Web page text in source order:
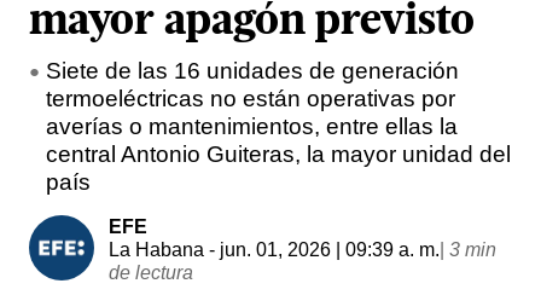
mayor apagón previsto
Siete de las 16 unidades de generación
termoeléctricas no están operativas por
averías o mantenimientos, entre ellas la
central Antonio Guiteras, la mayor unidad del
país
EFE
La Habana - jun. 01, 2026 | 09:39 a. m. 3 min
de lectura